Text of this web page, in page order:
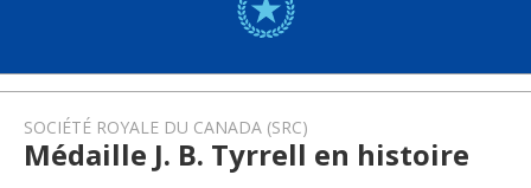
SOCIÉTÉ ROYALE DU CANADA (SRC)
Médaille J. B. Tyrrell en histoire